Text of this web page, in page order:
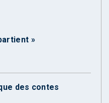
»
des contes